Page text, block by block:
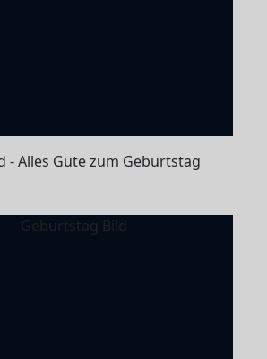
- Alles Gute zum Geburtstag